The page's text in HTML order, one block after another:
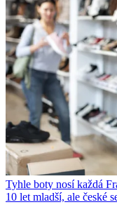
Tyhle boty nosí každá
10 let mladší, ale české